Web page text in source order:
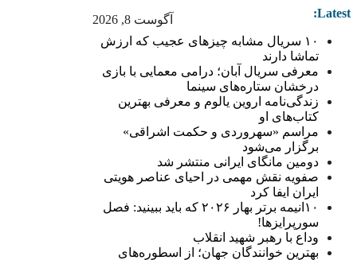
آگوست 8, 2026 Latest:
۱۰ سریال مشابه چیزهای عجیب که ارزش
تماشا دارند
معرفی سریال آبان؛ درامی معمایی با بازی
درخشان ستاره‌های سینما
زندگی‌نامه اروین یالوم و معرفی بهترین
کتاب‌های او
مراسم «سهروردی و حکمت اشراقی»
برگزار می‌شود
دومین مانگای ایرانی منتشر شد
صفویه نقش مهمی در احیای عناصر هویتی
ایران ایفا کرد
۱۰انیمه برتر بهار ۲۰۲۶ که باید ببینید: فصل
سورپرایزها!
وداع با رهبر شهید انقلاب
بهترین خوانندگان جهان؛ از اسطوره‌های